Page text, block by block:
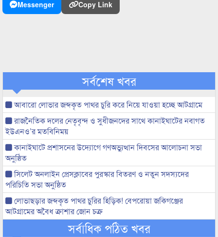
Messenger
Copy Link
সর্বশেষ খবর
আবারো লোভার জব্দকৃত পাথর চুরি করে নিয়ে যাওয়া হচ্ছে আটগ্রামে
রাজনৈতিক দলের নেতৃবৃন্দ ও সুধীজনদের সাথে কানাইঘাটের নবাগত
ইউএনও’র মতবিনিময়
কানাইঘাটে প্রশাসনের উদ্যোগে গণঅভ্যুত্থান দিবসের আলোচনা সভা
অনুষ্ঠিত
সিলেট অনলাইন প্রেসক্লাবের পুরস্কার বিতরণ ও নতুন সদস্যদের
পরিচিতি সভা অনুষ্ঠিত
লোভাছড়ার জব্দকৃত পাথর চুরির হিড়িক! বেপরোয়া জকিগঞ্জের
আটগ্রামের অবৈধ ক্রাশার জোন চক্র
সর্বাধিক পঠিত খবর